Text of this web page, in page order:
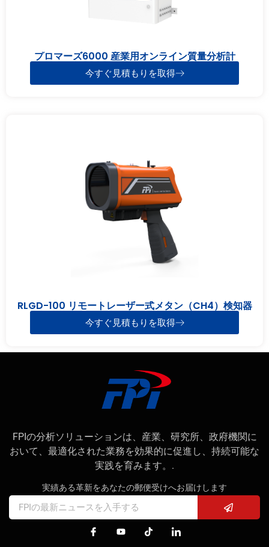
プロマーズ6000 産業用オンライン質量分析計
今すぐ見積もりを取得
RLGD-100 リモートレーザー式メタン（CH4）検知器
今すぐ見積もりを取得
FPIの分析ソリューションは、産業、研究所、政府機関に
おいて、最適化された業務を効果的に促進し、持続可能な
実践を育みます。.
実績ある革新をあなたの郵便受けへお届けします